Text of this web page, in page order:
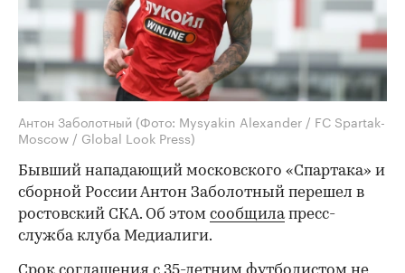
Антон Заболотный (Фото: Mysyakin Alexander / FC Spartak-
Moscow / Global Look Press)
Бывший нападающий московского «Спартака» и
сборной России Антон Заболотный перешел в
ростовский СКА. Об этом сообщилапресс-
служба клуба Медиалиги.